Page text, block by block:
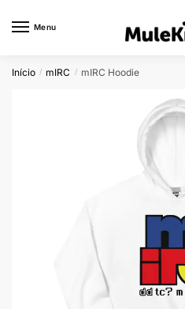
Menu
Início / mIRC / mIRC Hoodie